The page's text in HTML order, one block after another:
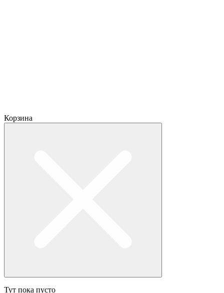
Корзина
Тут пока пусто